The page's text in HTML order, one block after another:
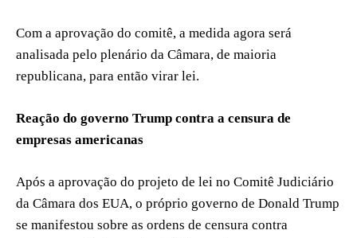
Com a aprovação do comitê, a medida agora será
analisada pelo plenário da Câmara, de maioria
republicana, para então virar lei.
Reação do governo Trump contra a censura de
empresas americanas
Após a aprovação do projeto de lei no Comitê Judiciário
da Câmara dos EUA, o próprio governo de Donald Trump
se manifestou sobre as ordens de censura contra